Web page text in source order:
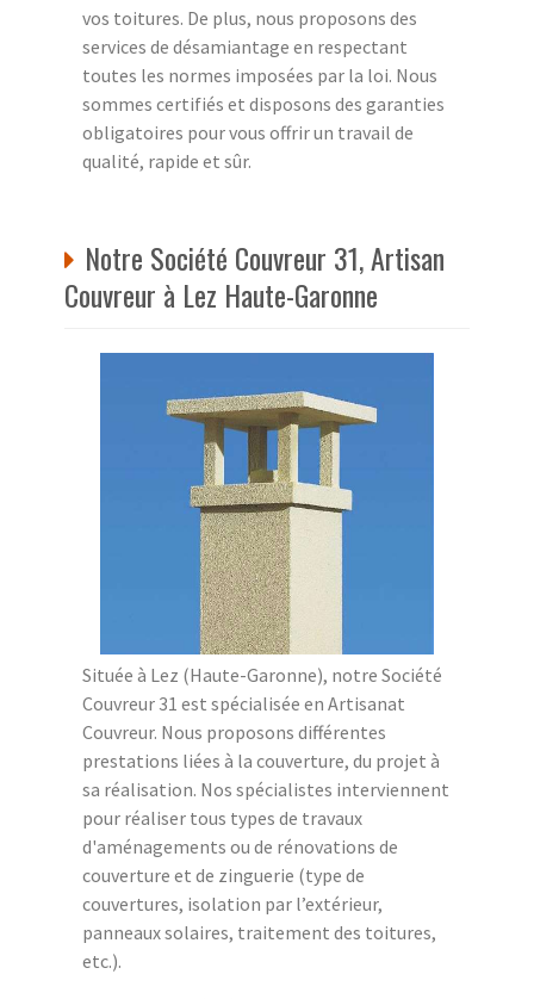
vos toitures. De plus, nous proposons des
services de désamiantage en respectant
toutes les normes imposées par la loi. Nous
sommes certifiés et disposons des garanties
obligatoires pour vous offrir un travail de
qualité, rapide et sûr.
Notre Société Couvreur 31, Artisan
Couvreur à Lez Haute-Garonne
Située à Lez (Haute-Garonne), notre Société
Couvreur 31 est spécialisée en Artisanat
Couvreur. Nous proposons différentes
prestations liées à la couverture, du projet à
sa réalisation. Nos spécialistes interviennent
pour réaliser tous types de travaux
d'aménagements ou de rénovations de
couverture et de zinguerie (type de
couvertures, isolation par l’extérieur,
panneaux solaires, traitement des toitures,
etc.).